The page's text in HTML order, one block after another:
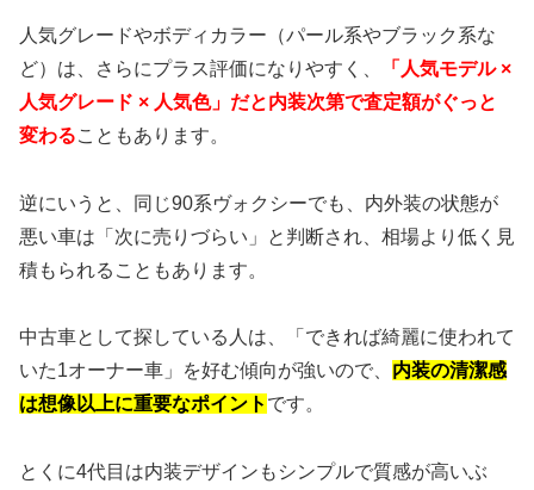
人気グレードやボディカラー（パール系やブラック系な
ど）は、さらにプラス評価になりやすく、
「人気モデル ×
人気グレード × 人気色」だと内装次第で査定額がぐっと
変わることもあります。
逆にいうと、同じ90系ヴォクシーでも、内外装の状態が
悪い車は「次に売りづらい」と判断され、相場より低く見
積もられることもあります。
中古車として探している人は、「できれば綺麗に使われて
いた1オーナー車」を好む傾向が強いので、 内装の清潔感
は想像以上に重要なポイント です。
とくに4代目は内装デザインもシンプルで質感が高いぶ